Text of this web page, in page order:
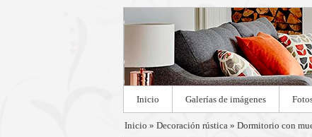
Inicio Galerías de imágenes
Inicio » Decoración rústica » Dormitorio con